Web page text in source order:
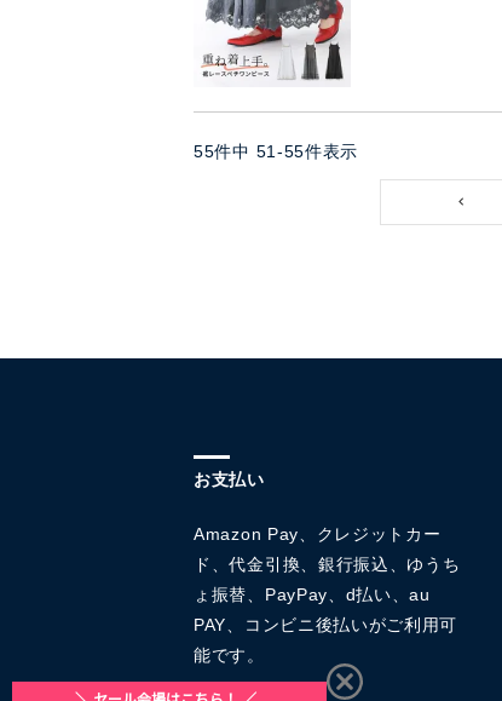
55件中 51 -55件表示
お支払い
Amazon Pay、クレジットカー
ド、代金引換、銀行振込、ゆうち
ょ振替、PayPay、d払い、au
PAY、コンビニ後払いがご利用可
能です。